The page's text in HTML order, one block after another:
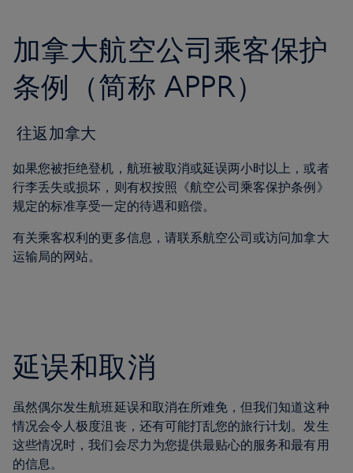
加拿大航空公司乘客保护
条例（简称 APPR）
往返加拿大
如果您被拒绝登机，航班被取消或延误两小时以上，或者
行李丢失或损坏，则有权按照《航空公司乘客保护条例》
规定的标准享受一定的待遇和赔偿。
有关乘客权利的更多信息，请联系航空公司或访问加拿大
运输局的网站。
延误和取消
虽然偶尔发生航班延误和取消在所难免，但我们知道这种
情况会令人极度沮丧，还有可能打乱您的旅行计划。发生
这些情况时，我们会尽力为您提供最贴心的服务和最有用
的信息。